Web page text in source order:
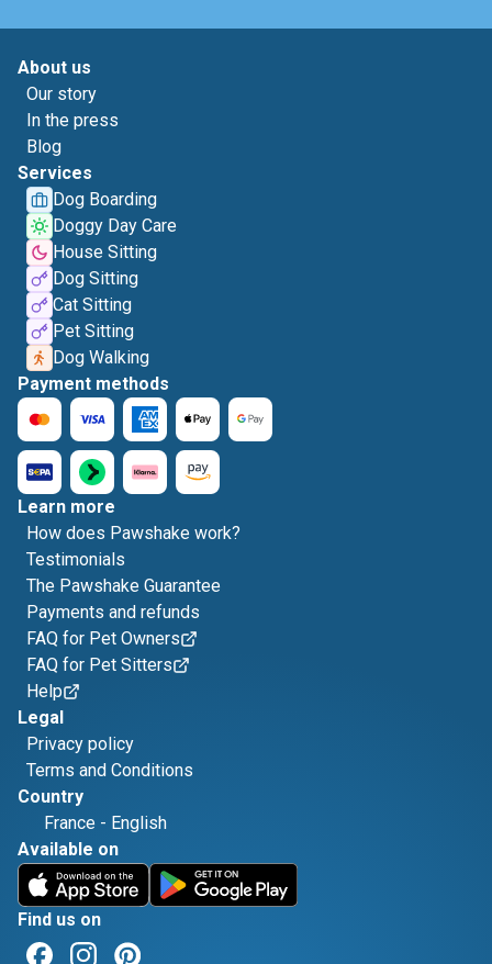
About us
Our story
In the press
Blog
Services
Dog Boarding
Doggy Day Care
House Sitting
Dog Sitting
Cat Sitting
Pet Sitting
Dog Walking
Payment methods
Learn more
How does Pawshake work?
Testimonials
The Pawshake Guarantee
Payments and refunds
FAQ for Pet Owners
FAQ for Pet Sitters
Help
Legal
Privacy policy
Terms and Conditions
Country
France - English
Available on
Find us on